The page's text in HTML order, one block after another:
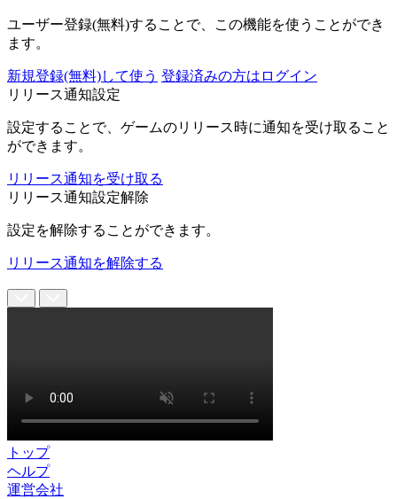
ユーザー登録(無料)することで、この機能を使うことができ
ます。
新規登録(無料)して使う 登録済みの方はログイン
リリース通知設定
設定することで、ゲームのリリース時に通知を受け取ること
ができます。
リリース通知を受け取る
リリース通知設定解除
設定を解除することができます。
リリース通知を解除する
トップ
ヘルプ
運営会社